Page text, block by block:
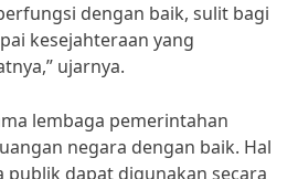
dengan baik, sulit bagi
kesejahteraan yang
ujarnya.
lembaga pemerintahan
negara dengan baik. Hal
publik dapat digunakan secara